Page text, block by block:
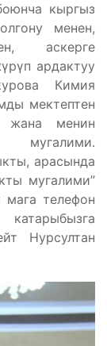
кыргыз
менен,
аскерге
ардактуу
Кимия
мектептен
жана менин
мугалими.
арасында
мугалими”
мага телефон
Нурсултан